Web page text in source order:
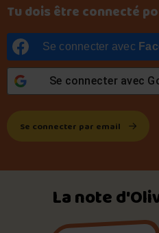
Tu dois être connecté
Se connecter avec
Se connecter avec
Se connecter par email
La note